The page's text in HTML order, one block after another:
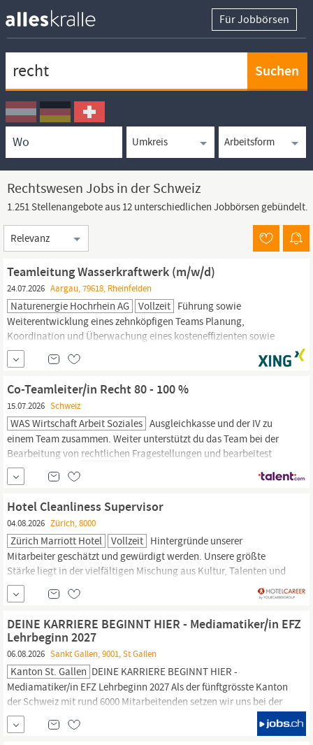
Für Jobbörsen
Ortssuche
Umkreissuche
Arbeitsform
Rechtswesen Jobs in der Schweiz
1.251 Stellenangebote aus 12 unterschiedlichen Jobbörsen gebündelt.
Sortierung
Teamleitung Wasserkraftwerk (m/w/d)
24.07.2026 Aargau, 79618, Rheinfelden
Naturenergie Hochrhein AG Vollzeit Führung sowie
Weiterentwicklung eines zehnköpfigen Teams Planung,
Koordination und Überwachung eines kosteneffizienten sowie
qualitativ einwandfreien Kraftwerksbetriebs im Flusskraftwerk
Rheinfelden (CH) in enger Zusammenarbeit mit Dienstleistern
Sicherstellung eines
gemäß bestehender Konzession,
Co-Teamleiter/in Recht 80 - 100 %
15.07.2026 Schweiz
WAS Wirtschaft Arbeit Soziales Ausgleichkasse und der IV zu
einem Team zusammen. Weiter unterstützt du das Team bei der
Bearbeitung von rechtlichen Fragestellungen und bearbeitest
eigenständig komplexe Beschwerdeverfahren. Nebst der
juristischen Tätigkeit interessierst du dich für anspruchsvolle
zum digitalen Arbeiten im BereichRecht
Hotel Cleanliness Supervisor
04.08.2026 Zürich, 8000
Zürich Marriott Hotel Vollzeit Hintergründe unserer
Mitarbeiter geschätzt und gewürdigt werden. Unsere größte
Stärke liegt in der vielfältigen Mischung aus Kultur, Talenten und
Erfahrungen unserer Mitarbeiter. Wir verpflichten uns zur
Nichtdiskriminierung aus allen gesetzlich geschützten Gründen,
anderer durch geltendesRechtgeschützter
DEINE KARRIERE BEGINNT HIER - Mediamatiker/in EFZ
Lehrbeginn 2027
06.08.2026 Sankt Gallen, 9001, St Gallen
Kanton St. Gallen DEINE KARRIERE BEGINNT HIER -
Mediamatiker/in EFZ Lehrbeginn 2027 Als der fünftgrösste Kanton
der Schweiz mit rund 6000 Mitarbeitenden setzen wir uns bei der
Kantonsverwaltung für das Gemeinwohl der Gesellschaft ein. Mit
einer beeindruckenden Vielfalt an Leistungen betrifft unsere